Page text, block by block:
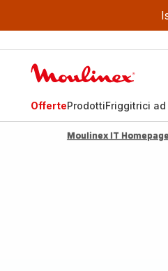
OfferteProdottiFriggitrici ad
Moulinex IT Homepage